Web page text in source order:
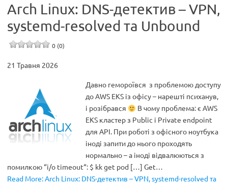
Arch Linux: DNS-детектив – VPN,
systemd-resolved та Unbound
0 (0)
21 Травня 2026
Давно гемороївся з проблемою доступу
до AWS EKS із офісу – нарешті психанув,
і розібрався
В чому проблема: є AWS
EKS кластер з Public і Private endpoint
для API. При роботі з офісного ноутбука
іноді запити до нього проходять
нормально – а іноді відвалюються з
помилкою “i/o timeout“: $ kk get pod […] Get…
Read More: Arch Linux: DNS-детектив – VPN, systemd-resolved та